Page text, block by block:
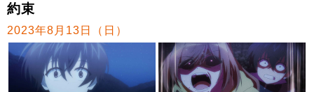
約束
2023年8月13日（日）